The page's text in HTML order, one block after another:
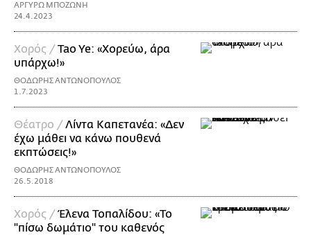
ΑΡΓΥΡΩ ΜΠΟΖΩΝΗ
24.4.2023
Χορός /Tao Ye: «Χορεύω, άρα
υπάρχω!»
ΘΟΔΩΡΗΣ ΑΝΤΩΝΟΠΟΥΛΟΣ
1.7.2023
Θέατρο /Λίντα Καπετανέα: «Δεν
έχω μάθει να κάνω πουθενά
εκπτώσεις!»
ΘΟΔΩΡΗΣ ΑΝΤΩΝΟΠΟΥΛΟΣ
26.5.2018
Χορός /Έλενα Τοπαλίδου: «Το
"πίσω δωμάτιο" του καθενός